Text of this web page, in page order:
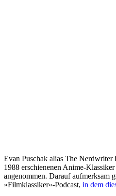
Evan Puschak alias The
1988 erschienenen Anime-Klassiker
angenommen. Darauf aufmerksam
»Filmklassiker«-Podcast, in dem